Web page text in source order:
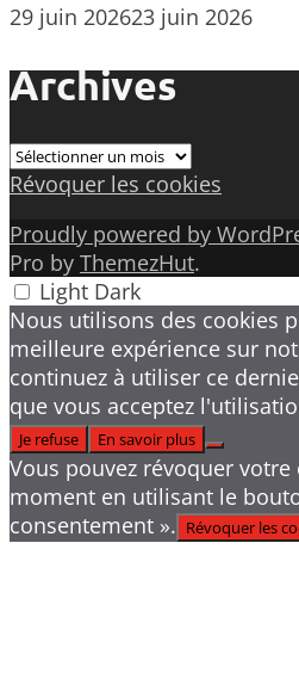
29 juin 202623 juin 2026
Archives
Archives
Révoquer les cookies
Proudly powered by
Pro by ThemezHut.
Light Dark
Nous utilisons des cookies
meilleure expérience sur
continuez à utiliser ce
que vous acceptez
Je refuse
En savoir plus
Vous pouvez révoquer
moment en utilisant le
consentement ». Révoquer les